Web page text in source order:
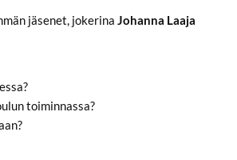
jäsenet, jokerinaJohanna Laaja
toiminnassa?